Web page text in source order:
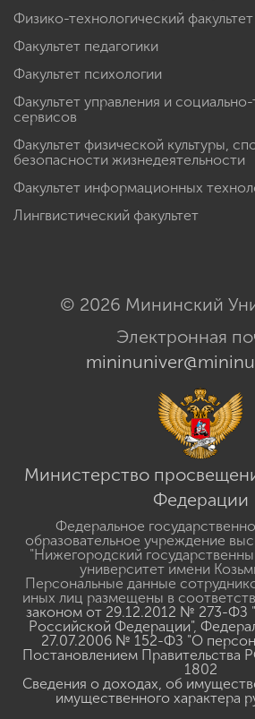
Физико-технологический факультет
Факультет педагогики
Факультет психологии
Факультет управления и
сервисов
Факультет физической культуры,
безопасности жизнедеятельности
Факультет информационных
Лингвистический факультет
© 2026 Мининский
Электронная
Министерство
Федерации
Федеральное
образовательное учреждение
"Нижегородский
университет имени
Персональные данные
иных лиц размещены в
законом от 29.12.2012 № 273-ФЗ
Российской Федерации",
27.07.2006 № 152-ФЗ "О
Постановлением Правительства
1802
Сведения о доходах, об
имущественного характера